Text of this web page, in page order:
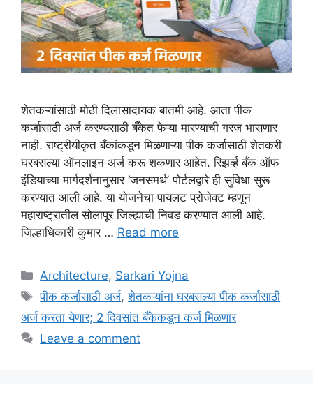
शेतकऱ्यांसाठी मोठी दिलासादायक बातमी आहे. आता पीक
कर्जासाठी अर्ज करण्यसाठी बँकेत फेऱ्या मारण्याची गरज भासणार
नाही. राष्ट्रीयीकृत बँकांकडून मिळणाऱ्या पीक कर्जासाठी शेतकरी
घरबसल्या ऑनलाइन अर्ज करू शकणार आहेत. रिझर्व्ह बँक ऑफ
इंडियाच्या मार्गदर्शनानुसार ‘जनसमर्थ’ पोर्टलद्वारे ही सुविधा सुरू
करण्यात आली आहे. या योजनेचा पायलट प्रोजेक्ट म्हणून
महाराष्ट्रातील सोलापूर जिल्ह्याची निवड करण्यात आली आहे.
जिल्हाधिकारी कुमार … Read more
Categories
Architecture, Sarkari Yojna
Tags
पीक कर्जासाठी अर्ज,शेतकऱ्यांना घरबसल्या पीक कर्जासाठी
अर्ज करता येणार; 2 दिवसांत बँकेकडून कर्ज मिळणार
Leave a comment